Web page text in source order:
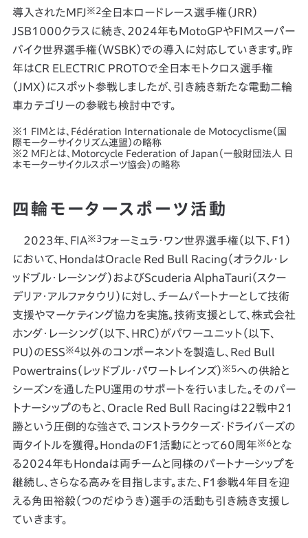
導入されたMFJ ※2全日本ロードレース選手権（JRR）
JSB1000クラスに続き、2024年もMotoGPやFIMスーパー
バイク世界選手権（WSBK）での導入に対応していきます。昨
年はCR ELECTRIC PROTOで全日本モトクロス選手権
（JMX）にスポット参戦しましたが、引き続き新たな電動二輪
車カテゴリーの参戦も検討中です。
※1 FIMとは､Fédération Internationale de Motocyclisme（国
際モーターサイクリズム連盟）の略称
※2 MFJとは、Motorcycle Federation of Japan（一般財団法人 日
本モーターサイクルスポーツ協会）の略称
四輪モータースポーツ活動
2023年、FIA※3フォーミュラ・ワン世界選手権（以下、F1）
において、HondaはOracle Red Bull Racing（オラクル・レ
ッドブル・レーシング）およびScuderia AlphaTauri（スクー
デリア・アルファタウリ）に対し、チームパートナーとして技術
支援やマーケティング協力を実施。技術支援として、株式会社
ホンダ・レーシング（以下、HRC）がパワーユニット（以下、
PU）のESS※4以外のコンポーネントを製造し、Red Bull
Powertrains（レッドブル・パワートレインズ） ※5への供給と
シーズンを通したPU運用のサポートを行いました。そのパー
トナーシップのもと、Oracle Red Bull Racingは22戦中21
勝という圧倒的な強さで、コンストラクターズ・ドライバーズの
両タイトルを獲得。HondaのF1活動にとって60周年※6とな
る2024年もHondaは両チームと同様のパートナーシップを
継続し、さらなる高みを目指します。また、F1参戦4年目を迎
える角田裕毅（つのだゆうき）選手の活動も引き続き支援し
ていきます。